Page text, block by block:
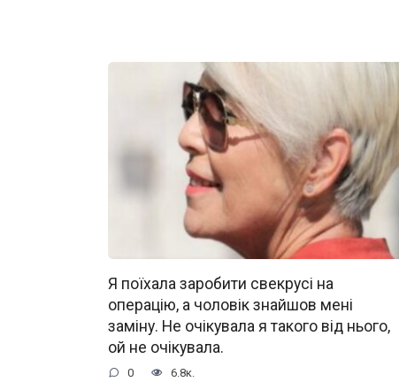
Я поїхала заробити свекрусі на
операцію, а чоловік знайшов мені
заміну. Не очікувала я такого від нього,
ой не очікувала.
0 6.8к.